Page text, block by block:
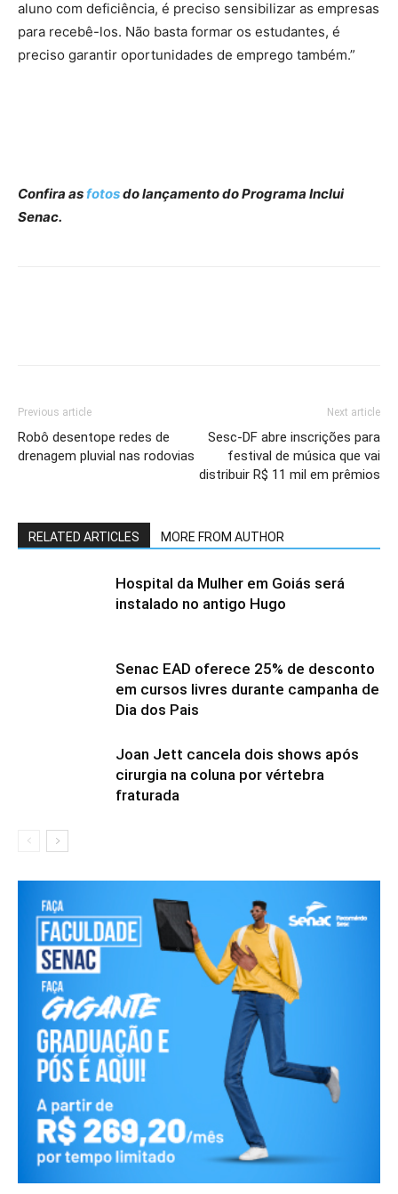
aluno com deficiência, é preciso sensibilizar as empresas
para recebê-los. Não basta formar os estudantes, é
preciso garantir oportunidades de emprego também.”
Confira asfotosdo lançamento do Programa Inclui
Senac.
Previous article
Robô desentope redes de
drenagem pluvial nas rodovias
Next article
Sesc-DF abre inscrições para
festival de música que vai
distribuir R$ 11 mil em prêmios
RELATED ARTICLES MORE FROM AUTHOR
Hospital da Mulher em Goiás será
instalado no antigo Hugo
Senac EAD oferece 25% de desconto
em cursos livres durante campanha de
Dia dos Pais
Joan Jett cancela dois shows após
cirurgia na coluna por vértebra
fraturada